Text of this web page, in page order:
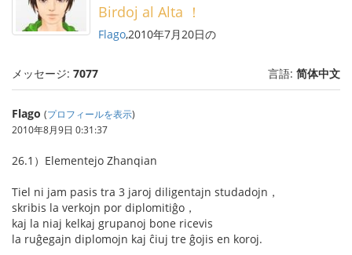
Birdoj al Alta ！
Flago,2010年7月20日の
メッセージ: 7077 言語: 简体中文
Flago (プロフィールを表示)
2010年8月9日 0:31:37
26.1）Elementejo Zhanqian
Tiel ni jam pasis tra 3 jaroj diligentajn studadojn，
skribis la verkojn por diplomitiĝo，
kaj la niaj kelkaj grupanoj bone ricevis
la ruĝegajn diplomojn kaj ĉiuj tre ĝojis en koroj.